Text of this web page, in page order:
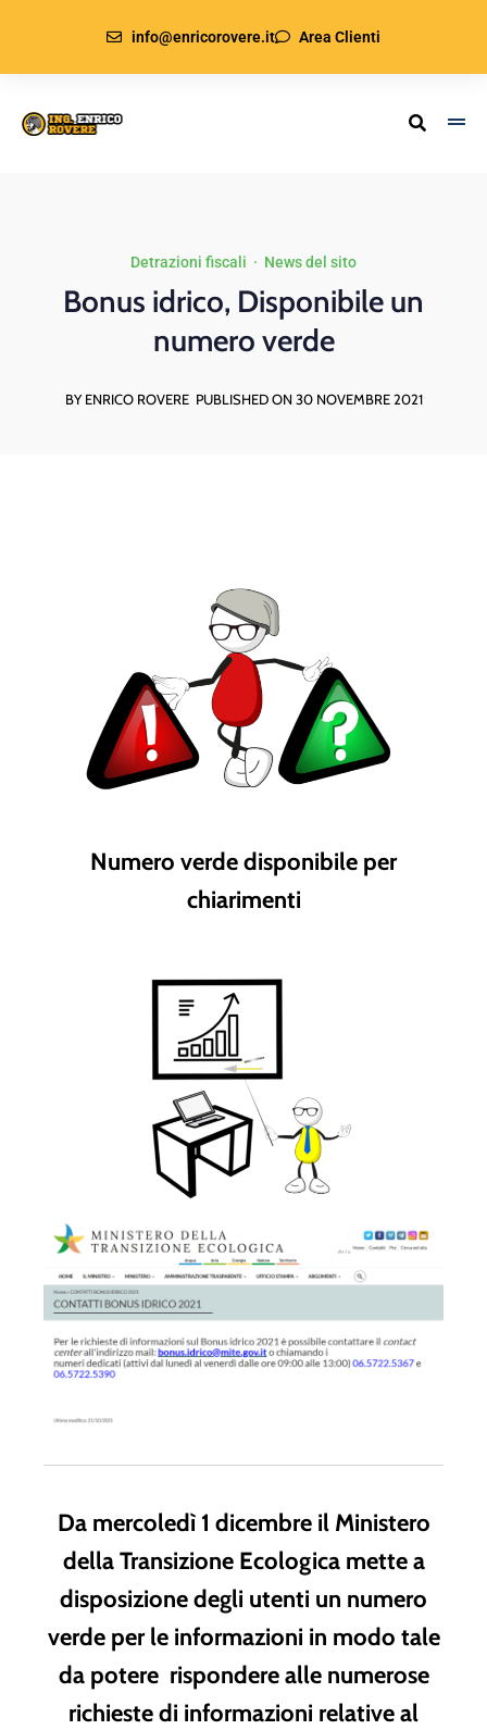
info@enricorovere.it Area Clienti
Detrazioni fiscali · News del sito
Bonus idrico, Disponibile un
numero verde
BY ENRICO ROVERE PUBLISHED ON 30 NOVEMBRE 2021
Numero verde disponibile per
chiarimenti
Da mercoledì 1 dicembre il Ministero
della Transizione Ecologica mette a
disposizione degli utenti un numero
verde per le informazioni in modo tale
da potere rispondere alle numerose
richieste di informazioni relative al